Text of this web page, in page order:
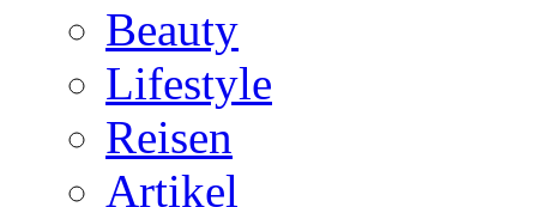
Beauty
Lifestyle
Reisen
Artikel